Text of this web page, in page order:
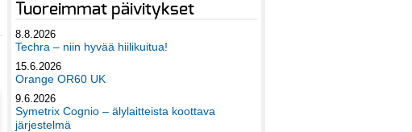
Tuoreimmat päivitykset
8.8.2026
Techra – niin hyvää hiilikuitua!
15.6.2026
Orange OR60 UK
9.6.2026
Symetrix Cognio – älylaitteista koottava
järjestelmä